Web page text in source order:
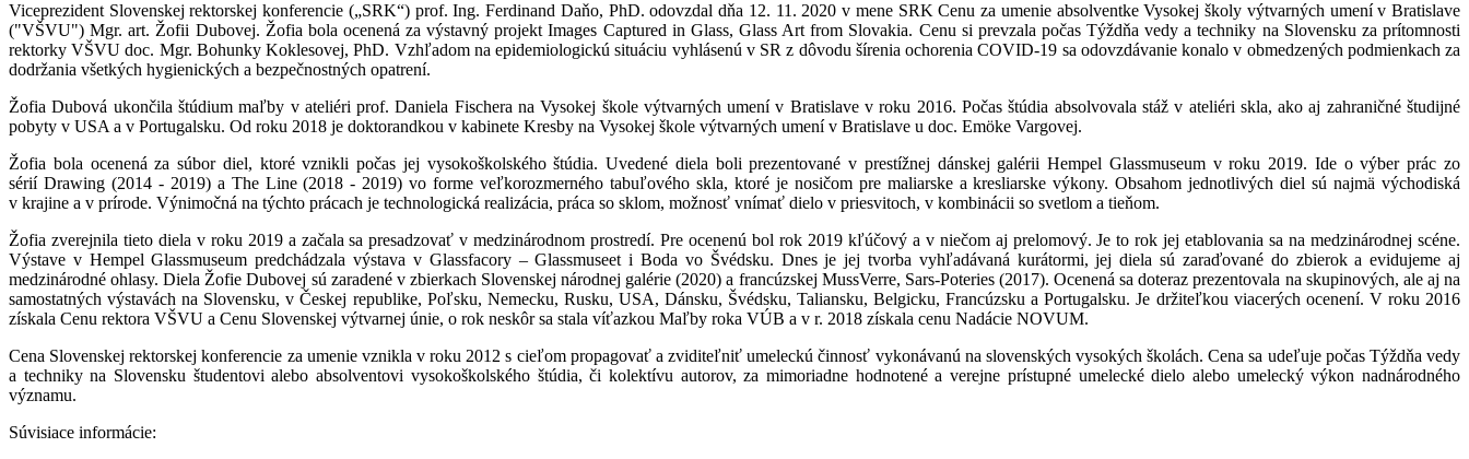
Viceprezident Slovenskej rektorskej konferencie („SRK“) prof. Ing. Ferdinand Daňo, PhD. odovzdal dňa 12. 11. 2020 v mene SRK Cenu za umenie absolventke Vysokej školy výtvarných umení v Bratislave
("VŠVU") Mgr. art. Žofii Dubovej. Žofia bola ocenená za výstavný projekt Images Captured in Glass, Glass Art from Slovakia. Cenu si prevzala počas Týždňa vedy a techniky na Slovensku za prítomnosti
rektorky VŠVU doc. Mgr. Bohunky Koklesovej, PhD. Vzhľadom na epidemiologickú situáciu vyhlásenú v SR z dôvodu šírenia ochorenia COVID-19 sa odovzdávanie konalo v obmedzených podmienkach za
dodržania všetkých hygienických a bezpečnostných opatrení.
Žofia Dubová ukončila štúdium maľby v ateliéri prof. Daniela Fischera na Vysokej škole výtvarných umení v Bratislave v roku 2016. Počas štúdia absolvovala stáž v ateliéri skla, ako aj zahraničné študijné
pobyty v USA a v Portugalsku. Od roku 2018 je doktorandkou v kabinete Kresby na Vysokej škole výtvarných umení v Bratislave u doc. Emöke Vargovej.
Žofia bola ocenená za súbor diel, ktoré vznikli počas jej vysokoškolského štúdia. Uvedené diela boli prezentované v prestížnej dánskej galérii Hempel Glassmuseum v roku 2019. Ide o výber prác zo
sérií Drawing (2014 - 2019) a The Line (2018 - 2019) vo forme veľkorozmerného tabuľového skla, ktoré je nosičom pre maliarske a kresliarske výkony. Obsahom jednotlivých diel sú najmä východiská
v krajine a v prírode. Výnimočná na týchto prácach je technologická realizácia, práca so sklom, možnosť vnímať dielo v priesvitoch, v kombinácii so svetlom a tieňom.
Žofia zverejnila tieto diela v roku 2019 a začala sa presadzovať v medzinárodnom prostredí. Pre ocenenú bol rok 2019 kľúčový a v niečom aj prelomový. Je to rok jej etablovania sa na medzinárodnej scéne.
Výstave v Hempel Glassmuseum predchádzala výstava v Glassfacory – Glassmuseet i Boda vo Švédsku. Dnes je jej tvorba vyhľadávaná kurátormi, jej diela sú zaraďované do zbierok a evidujeme aj
medzinárodné ohlasy. Diela Žofie Dubovej sú zaradené v zbierkach Slovenskej národnej galérie (2020) a francúzskej MussVerre, Sars-Poteries (2017). Ocenená sa doteraz prezentovala na skupinových, ale aj na
samostatných výstavách na Slovensku, v Českej republike, Poľsku, Nemecku, Rusku, USA, Dánsku, Švédsku, Taliansku, Belgicku, Francúzsku a Portugalsku. Je držiteľkou viacerých ocenení. V roku 2016
získala Cenu rektora VŠVU a Cenu Slovenskej výtvarnej únie, o rok neskôr sa stala víťazkou Maľby roka VÚB a v r. 2018 získala cenu Nadácie NOVUM.
Cena Slovenskej rektorskej konferencie za umenie vznikla v roku 2012 s cieľom propagovať a zviditeľniť umeleckú činnosť vykonávanú na slovenských vysokých školách. Cena sa udeľuje počas Týždňa vedy
a techniky na Slovensku študentovi alebo absolventovi vysokoškolského štúdia, či kolektívu autorov, za mimoriadne hodnotené a verejne prístupné umelecké dielo alebo umelecký výkon nadnárodného
významu.
Súvisiace informácie: